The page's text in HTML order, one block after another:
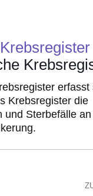
erfasst
Krebs­register die
und Sterbefälle